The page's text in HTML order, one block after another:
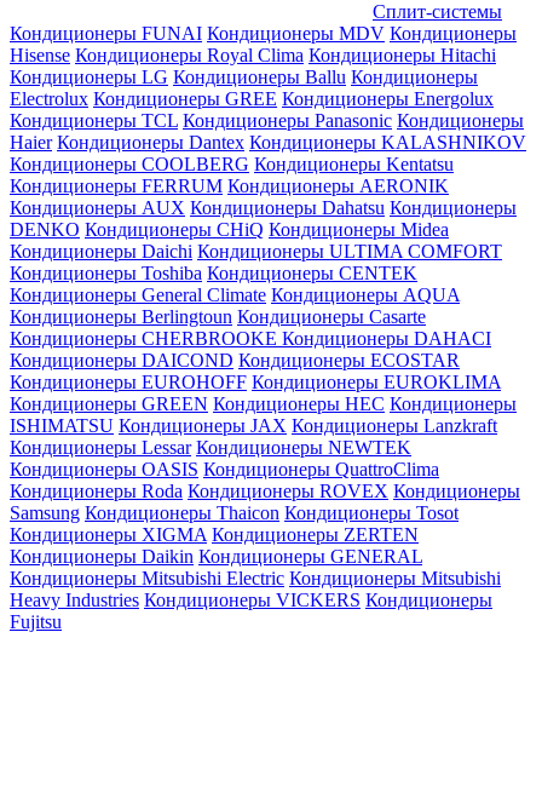
Сплит-системы
Кондиционеры FUNAI Кондиционеры MDV Кондиционеры
Hisense Кондиционеры Royal Clima Кондиционеры Hitachi
Кондиционеры LG Кондиционеры Ballu Кондиционеры
Electrolux Кондиционеры GREE Кондиционеры Energolux
Кондиционеры TCL Кондиционеры Panasonic Кондиционеры
Haier Кондиционеры Dantex Кондиционеры KALASHNIKOV
Кондиционеры СOOLBERG Кондиционеры Kentatsu
Кондиционеры FERRUM Кондиционеры AERONIK
Кондиционеры AUX Кондиционеры Dahatsu Кондиционеры
DENKO Кондиционеры CHiQ Кондиционеры Midea
Кондиционеры Daichi Кондиционеры ULTIMA COMFORT
Кондиционеры Toshiba Кондиционеры CENTEK
Кондиционеры General Climate Кондиционеры AQUA
Кондиционеры Berlingtoun Кондиционеры Casarte
Кондиционеры CHERBROOKE Кондиционеры DAHACI
Кондиционеры DAICOND Кондиционеры ECOSTAR
Кондиционеры EUROHOFF Кондиционеры EUROKLIMA
Кондиционеры GREEN Кондиционеры HEC Кондиционеры
ISHIMATSU Кондиционеры JAX Кондиционеры Lanzkraft
Кондиционеры Lessar Кондиционеры NEWTEK
Кондиционеры OASIS Кондиционеры QuattroClima
Кондиционеры Roda Кондиционеры ROVEX Кондиционеры
Samsung Кондиционеры Thaicon Кондиционеры Tosot
Кондиционеры XIGMA Кондиционеры ZERTEN
Кондиционеры Daikin Кондиционеры GENERAL
Кондиционеры Mitsubishi Electric Кондиционеры Mitsubishi
Heavy Industries Кондиционеры VICKERS Кондиционеры
Fujitsu